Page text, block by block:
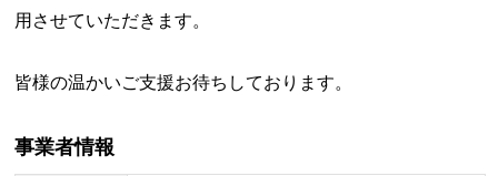
用させていただきます。
皆様の温かいご支援お待ちしております。
事業者情報